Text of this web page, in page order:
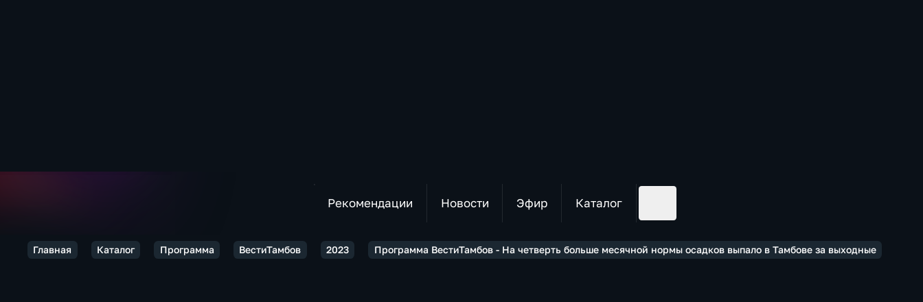
Рекомендации Новости Эфир Каталог
Главная Каталог Программа ВестиТамбов 2023 Программа ВестиТамбов - На четверть больше месячной нормы осадков выпало в Тамбове за выходные